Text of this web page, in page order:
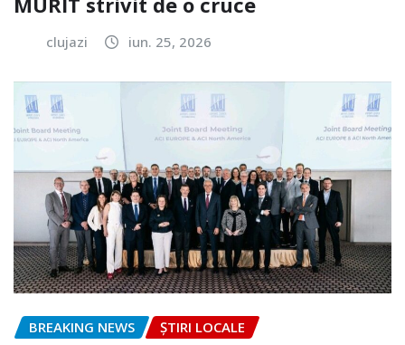
clujazi iun. 25, 2026
BREAKING NEWS ȘTIRI LOCALE